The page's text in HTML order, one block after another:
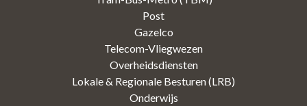
Post
Gazelco
Telecom-Vliegwezen
Overheidsdiensten
Lokale & Regionale Besturen (LRB)
Onderwijs